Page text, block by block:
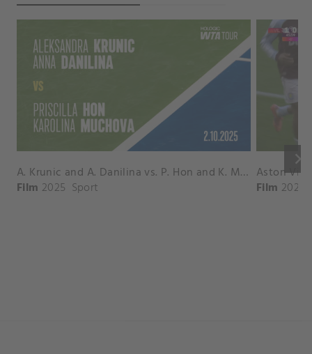
keyboard_arrow_right
A. Krunic and A. Danilina vs. P. Hon and K. Muchova Match Highlights - BEIJING_Capital Group Diamond ( October 02, 2025)
Film 2025 Sport Film 2026